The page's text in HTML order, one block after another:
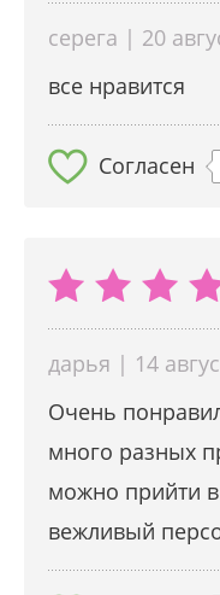
серега | 20
все нравится
Согласен
дарья | 14
Очень
много разных
можно прийти в
вежливый